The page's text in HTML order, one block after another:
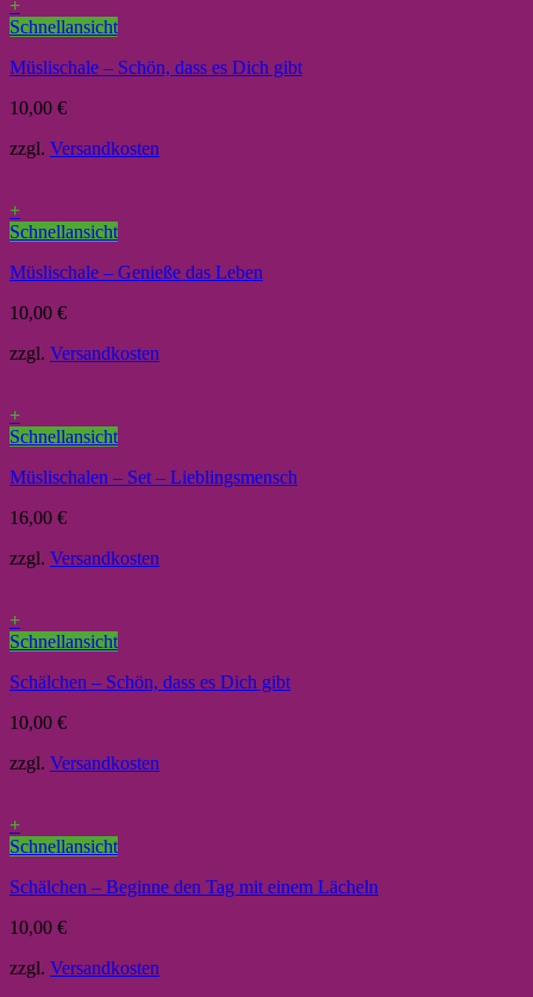
+
Schnellansicht
Müslischale – Schön, dass es Dich gibt
10,00 €
zzgl. Versandkosten
+
Schnellansicht
Müslischale – Genieße das Leben
10,00 €
zzgl. Versandkosten
+
Schnellansicht
Müslischalen – Set – Lieblingsmensch
16,00 €
zzgl. Versandkosten
+
Schnellansicht
Schälchen – Schön, dass es Dich gibt
10,00 €
zzgl. Versandkosten
+
Schnellansicht
Schälchen – Beginne den Tag mit einem Lächeln
10,00 €
zzgl. Versandkosten